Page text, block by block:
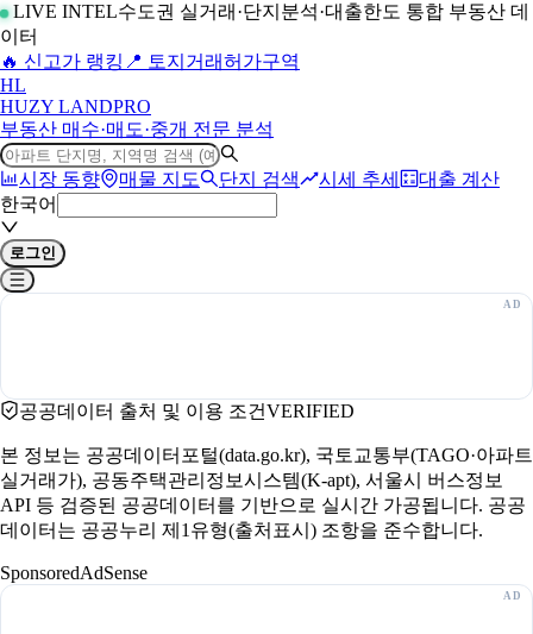
LIVE INTEL수도권 실거래·단지분석·대출한도 통합 부동산 데
이터
🔥 신고가 랭킹 📍 토지거래허가구역
HL
HUZY LANDPRO
부동산 매수·매도·중개 전문 분석
시장 동향 매물 지도 단지 검색 시세 추세
대출 계산
한국어
로그인
공공데이터 출처 및 이용 조건VERIFIED
본 정보는 공공데이터포털(data.go.kr), 국토교통부(TAGO·아파트
실거래가), 공동주택관리정보시스템(K-apt), 서울시 버스정보
API 등 검증된 공공데이터를 기반으로 실시간 가공됩니다. 공공
데이터는 공공누리 제1유형(출처표시) 조항을 준수합니다.
SponsoredAdSense